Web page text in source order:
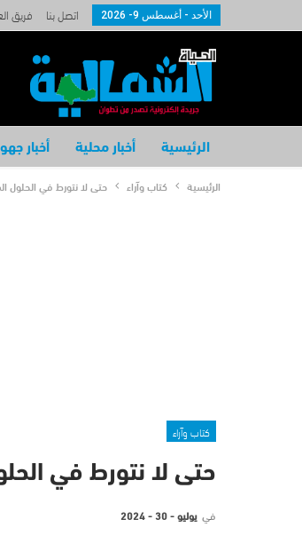
الأحد - أغسطس 9- 2026 اتصل بنا فريق
الرئيسية أخبار محلية أخبار
الرئيسية كتاب وآراء حتى لا نتورط في الحلول
كتاب وآراء
حتى لا نتورط في
في يوليو - 30 - 2024